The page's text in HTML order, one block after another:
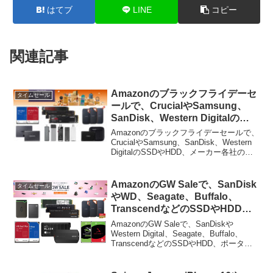
はてブ LINE コピー
関連記事
タイムセール
Amazonのブラックフライデーセ
ールで、CrucialやSamsung、
SanDisk、Western Digitalの
SSDやHDD、メーカー各社のス
ティック型SSDが特別価格で販売
中。
Amazonのブラックフライデーセールで、
CrucialやSamsung、SanDisk、Western
DigitalのSSDやHDD、メーカー各社のス
タイムセール
AmazonのGW Saleで、SanDisk
やWD、Seagate、Buffalo、
TranscendなどのSSDやHDD、
ポータブルストレージがセール
中。
AmazonのGW Saleで、SanDiskや
Western Digital、Seagate、Buffalo、
TranscendなどのSSDやHDD、ポータブ